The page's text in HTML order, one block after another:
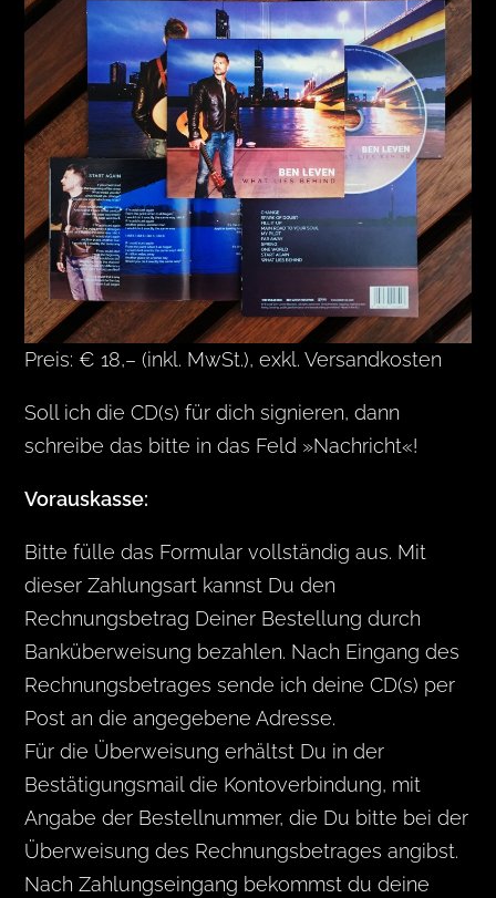
Preis: € 18,– (inkl. MwSt.), exkl. Versandkosten
Soll ich die CD(s) für dich signieren, dann
schreibe das bitte in das Feld »Nachricht«!
Vorauskasse:
Bitte fülle das Formular vollständig aus. Mit
dieser Zahlungsart kannst Du den
Rechnungsbetrag Deiner Bestellung durch
Banküberweisung bezahlen. Nach Eingang des
Rechnungsbetrages sende ich deine CD(s) per
Post an die angegebene Adresse.
Für die Überweisung erhältst Du in der
Bestätigungsmail die Kontoverbindung, mit
Angabe der Bestellnummer, die Du bitte bei der
Überweisung des Rechnungsbetrages angibst.
Nach Zahlungseingang bekommst du deine